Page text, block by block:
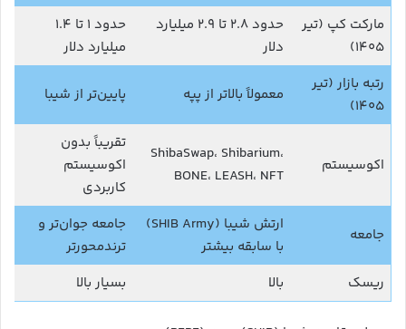
مارکت کپ (تیر
۱۴۰۵)
حدود ۲.۸ تا ۲.۹ میلیارد
دلار
حدود ۱ تا ۱.۴
میلیارد دلار
رتبه بازار (تیر
۱۴۰۵)
معمولاً بالاتر از پپه پایین‌تر از شیبا
اکوسیستم
ShibaSwap، Shibarium،
BONE، LEASH، NFT
تقریباً بدون
اکوسیستم
کاربردی
جامعه
ارتش شیبا (SHIB Army)
با سابقه بیشتر
جامعه جوان‌تر و
ترندمحورتر
ریسک
بالا بسیار بالا